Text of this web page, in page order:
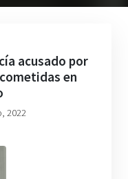
acusado por
en
2022